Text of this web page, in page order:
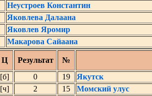
Неустроев Константин
Яковлева Далаана
Яковлев Яромир
Макарова Сайаана
Ц Результат
№
[б] 0 19
Якутск
[ч] 2 15
Момский улус